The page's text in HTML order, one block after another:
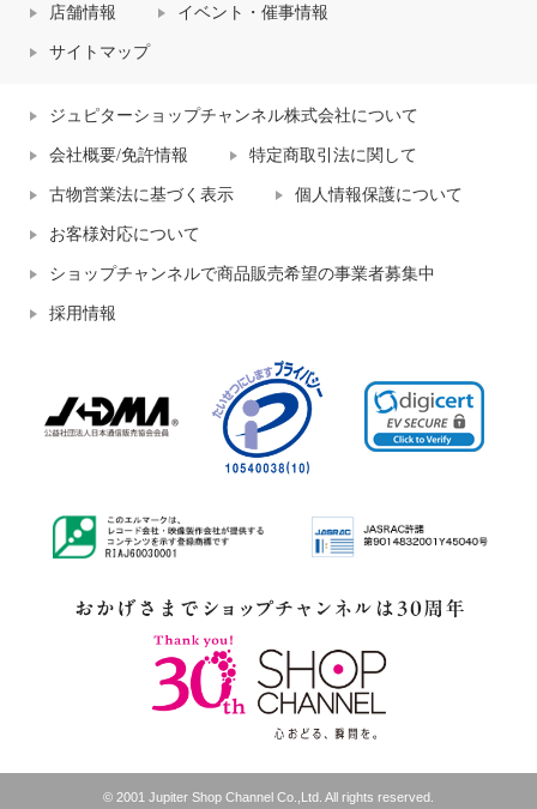
店舗情報 イベント・催事情報
サイトマップ
ジュピターショップチャンネル株式会社について
会社概要/免許情報 特定商取引法に関して
古物営業法に基づく表示 個人情報保護について
お客様対応について
ショップチャンネルで商品販売希望の事業者募集中
採用情報
© 2001 Jupiter Shop Channel Co.,Ltd. All rights reserved.